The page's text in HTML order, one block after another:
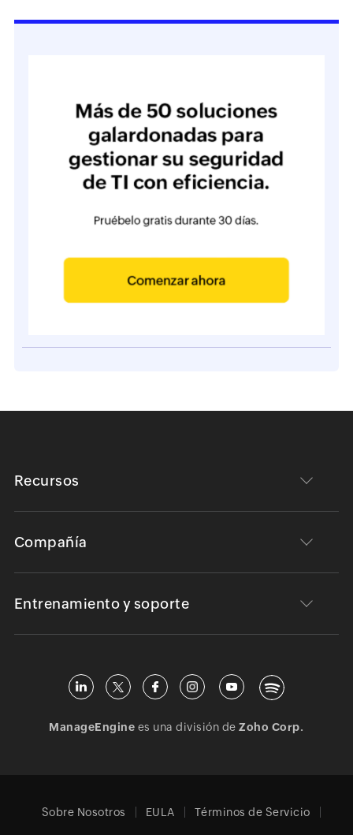
Recursos
Compañía
Entrenamiento y soporte
ManageEngine es una división deZoho Corp.
Sobre Nosotros EULA Términos de Servicio